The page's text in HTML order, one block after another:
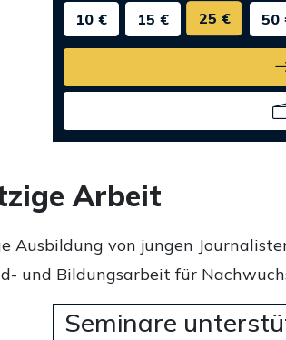
10 €
15 € 25 € 50
Arbeit
Ausbildung von jungen
und Bildungsarbeit für
Seminare